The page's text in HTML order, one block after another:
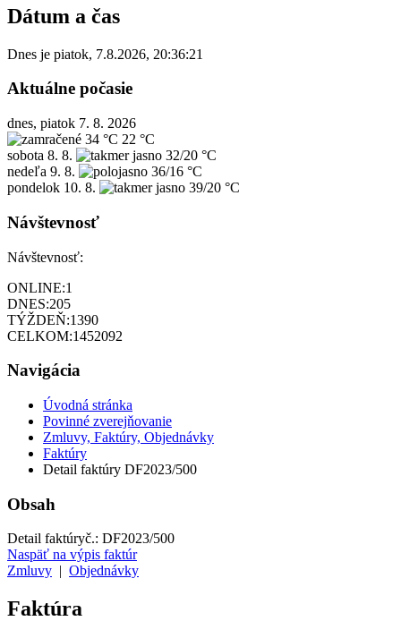
Dátum a čas
Dnes je piatok, 7.8.2026, 20:36:21
Aktuálne počasie
dnes, piatok 7. 8. 2026
34 °C 22 °C
sobota 8. 8.
32/20 °C
nedeľa 9. 8.
36/16 °C
pondelok 10. 8. 39/20 °C
Návštevnosť
Návštevnosť:
ONLINE:1
DNES:205
TÝŽDEŇ:1390
CELKOM:1452092
Navigácia
Úvodná stránka
Povinné zverejňovanie
Zmluvy, Faktúry, Objednávky
Faktúry
Detail faktúry DF2023/500
Obsah
Detail faktúryč.: DF2023/500
Naspäť na výpis faktúr
Zmluvy
Objednávky
Faktúra